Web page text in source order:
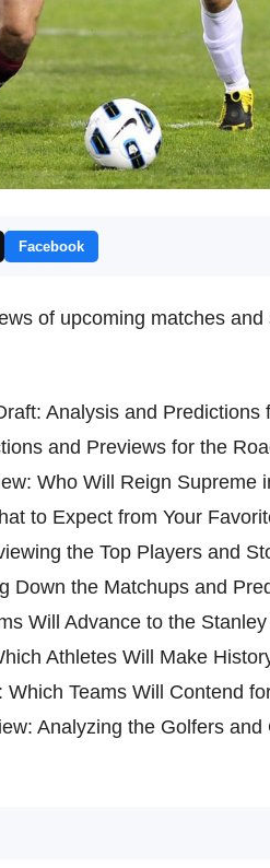
Facebook
of upcoming matches
Analysis and Predictions
and Previews for the
Who Will Reign Supreme
to Expect from Your
the Top Players and
Down the Matchups and
Will Advance to the
Athletes Will Make
Teams Will Contend
Analyzing the Golfers